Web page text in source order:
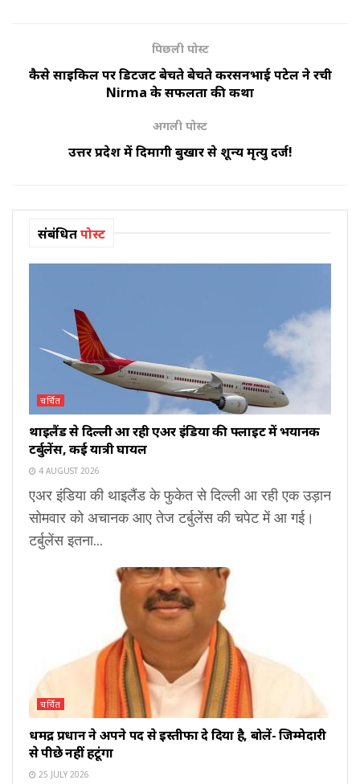
पिछली पोस्ट
कैसे साइकिल पर डिटर्जेंट बेचते बेचते करसनभाई पटेल ने रची
Nirma के सफलता की कथा
अगली पोस्ट
उत्तर प्रदेश में दिमागी बुखार से शून्य मृत्यु दर्ज!
संबंधितपोस्ट
चर्चित
थाइलैंड से दिल्ली आ रही एअर इंडिया की फ्लाइट में भयानक
टर्बुलेंस, कई यात्री घायल
4 AUGUST 2026
एअर इंडिया की थाइलैंड के फुकेत से दिल्ली आ रही एक उड़ान
सोमवार को अचानक आए तेज टर्बुलेंस की चपेट में आ गई।
टर्बुलेंस इतना...
चर्चित
धर्मेंद्र प्रधान ने अपने पद से इस्तीफा दे दिया है, बोलें- जिम्मेदारी
से पीछे नहीं हटूंगा
25 JULY 2026